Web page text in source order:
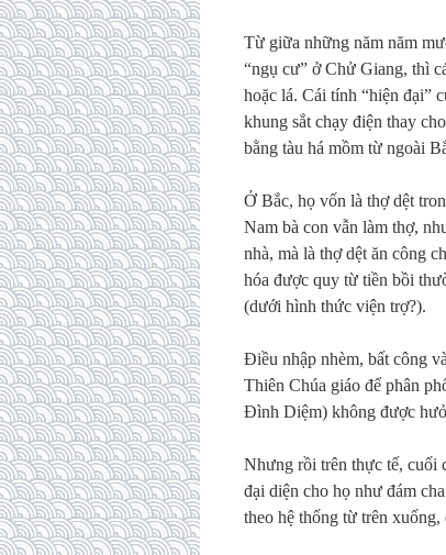
Từ giữa những năm năm
“ngụ cư” ở Chử Giang, thì
hoặc lá. Cái tính “hiện đại”
khung sắt chạy điện thay
bằng tàu há mồm từ ngoài
Ở Bắc, họ vốn là thợ dệt
Nam bà con vẫn làm thợ,
nhà, mà là thợ dệt ăn công
hóa được quy từ tiền bồi
(dưới hình thức viện trợ?).
Điều nhập nhèm, bất công
Thiên Chúa giáo để phân
Đình Diệm) không được
Nhưng rồi trên thực tế, cuối
đại diện cho họ như đám
theo hệ thống từ trên xuống,